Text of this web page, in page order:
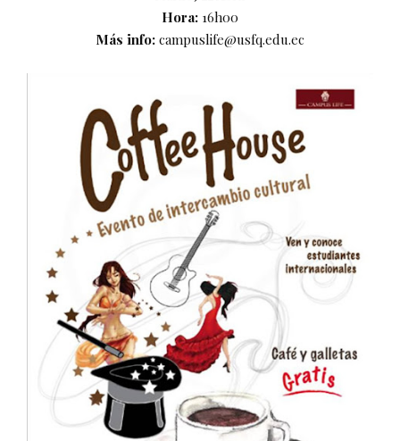
Hora: 16h00
Más info: campuslife@usfq.edu.ec